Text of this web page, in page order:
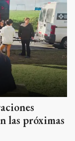
las próximas